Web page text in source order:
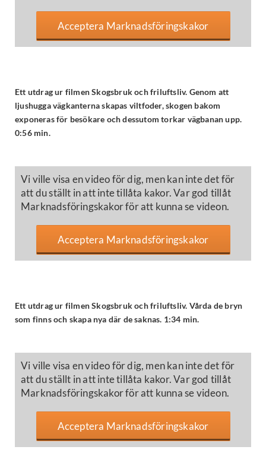
Acceptera Marknadsföringskakor
Ett utdrag ur filmen Skogsbruk och friluftsliv. Genom att
ljushugga vägkanterna skapas viltfoder, skogen bakom
exponeras för besökare och dessutom torkar vägbanan upp.
0:56 min.
Vi ville visa en video för dig, men kan inte det för
att du ställt in att inte tillåta kakor. Var god tillåt
Marknadsföringskakor för att kunna se videon.
Acceptera Marknadsföringskakor
Ett utdrag ur filmen Skogsbruk och friluftsliv. Vårda de bryn
som finns och skapa nya där de saknas. 1:34 min.
Vi ville visa en video för dig, men kan inte det för
att du ställt in att inte tillåta kakor. Var god tillåt
Marknadsföringskakor för att kunna se videon.
Acceptera Marknadsföringskakor